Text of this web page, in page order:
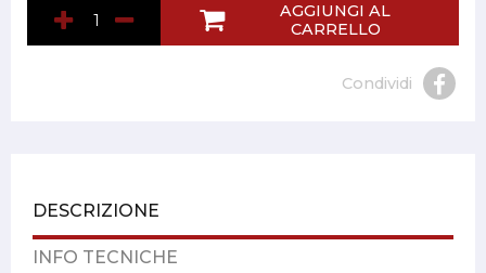
AGGIUNGI AL
CARRELLO
Condividi
DESCRIZIONE
INFO TECNICHE